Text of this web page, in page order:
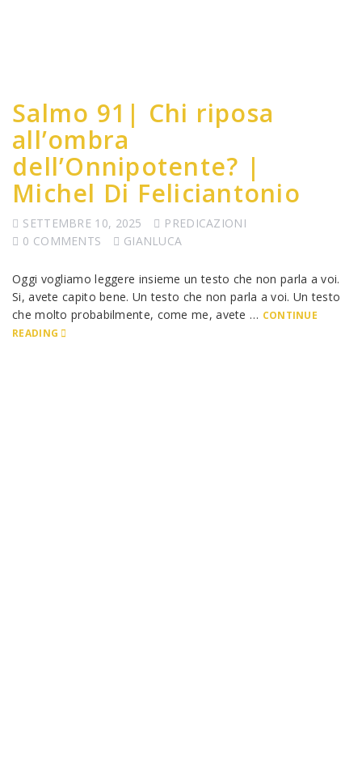
Salmo 91| Chi riposa
all’ombra
dell’Onnipotente? |
Michel Di Feliciantonio
SETTEMBRE 10, 2025
PREDICAZIONI
0 COMMENTS
GIANLUCA
Oggi vogliamo leggere insieme un testo che non parla a voi.
Si, avete capito bene. Un testo che non parla a voi. Un testo
che molto probabilmente, come me, avete … CONTINUE
READING